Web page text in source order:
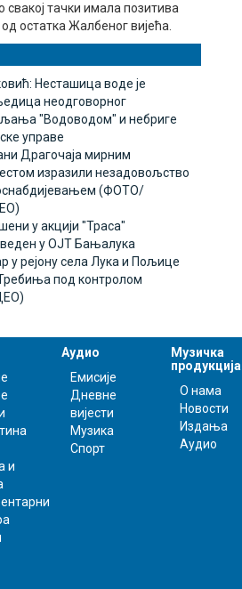
свакој тачки имала позитива
остатка Жалбеног вијећа.
Несташица воде је
неодговорног
"Водоводом" и небриге
управе
Драгочаја мирним
изразили незадовољство
(ФОТО/
у акцији "Траса"
у ОЈТ Бањалука
у рејону села Лука и Пољице
под контролом
и
Аудио
Емисије
Дневне
вијести
Музика
Спорт
Музичка
продукција
О нама
Новости
Издања
Аудио